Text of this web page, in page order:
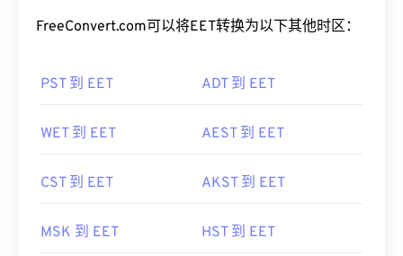
FreeConvert.com可以将EET转换为以下其他时区：
PST 到 EET ADT 到 EET
WET 到 EET AEST 到 EET
CST 到 EET AKST 到 EET
MSK 到 EET HST 到 EET